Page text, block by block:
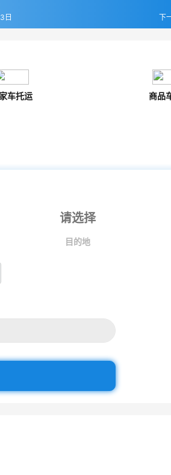
下
日
车托运 商品
目的地